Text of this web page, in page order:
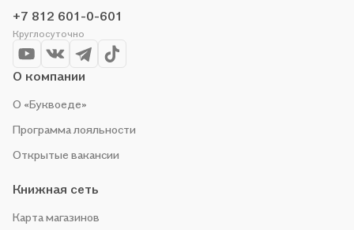
выгоду!
+7 812 601-0-601
Круглосуточно
О компании
О «Буквоеде»
Программа лояльности
Открытые вакансии
Книжная сеть
Карта магазинов